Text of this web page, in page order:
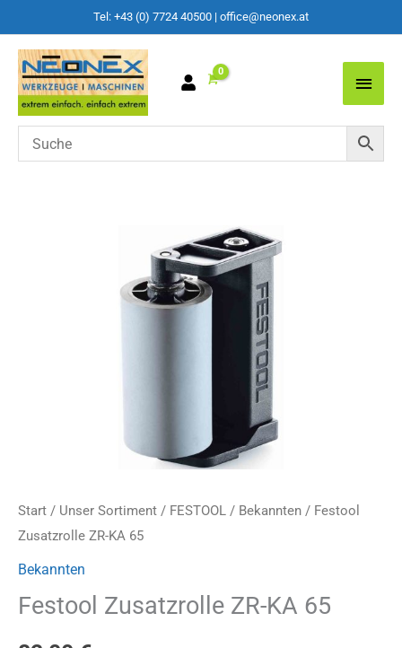
Tel: +43 (0) 7724 40500 | office@neonex.at
Main
Start / Unser Sortiment / FESTOOL / Bekannten / Festool
Zusatzrolle ZR-KA 65
Bekannten
Festool Zusatzrolle ZR-KA 65